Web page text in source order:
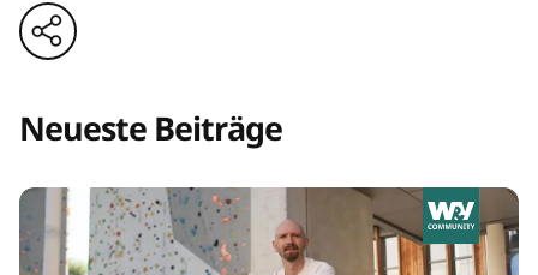
Neueste Beiträge